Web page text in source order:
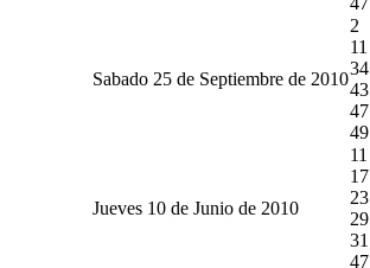
Sabado 25 de Septiembre de 2010
2
11
34
43
47
49
Jueves 10 de Junio de 2010
11
17
23
29
31
47